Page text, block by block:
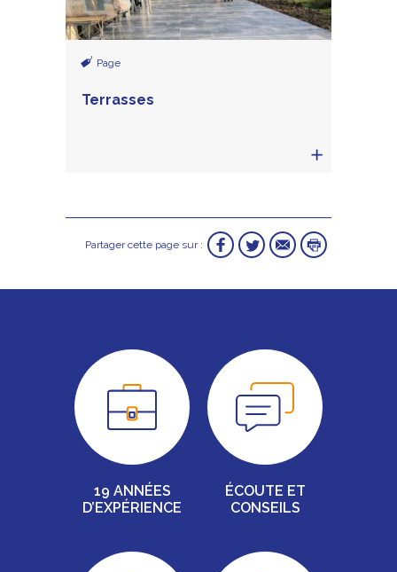
Terrasses
Page
Partager cette page sur :
19 ANNÉES
D’EXPÉRIENCE
ÉCOUTE ET
CONSEILS